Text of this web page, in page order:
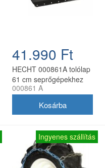
41.990 Ft
HECHT 000861A tolólap
61 cm seprőgépekhez
000861 A
Ingyenes szállítás